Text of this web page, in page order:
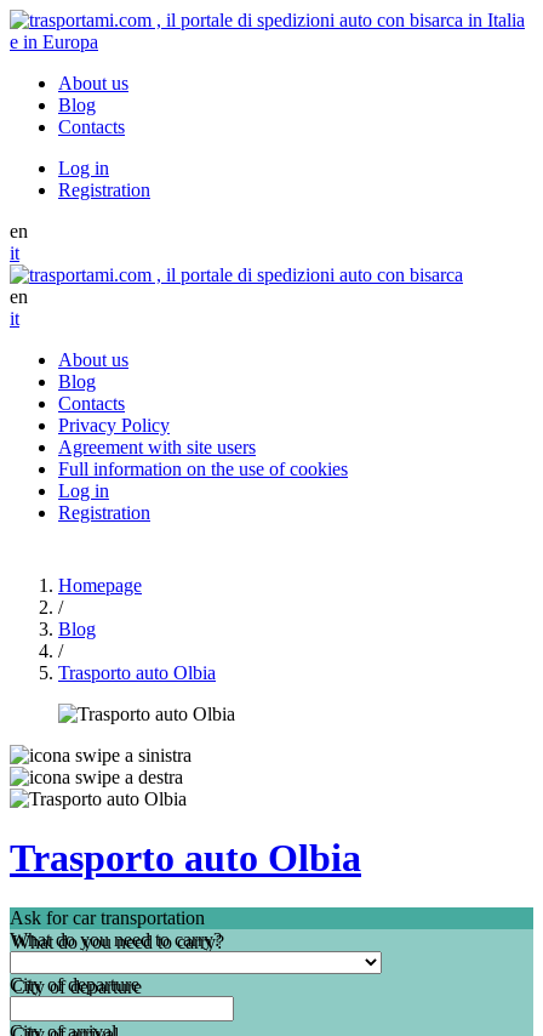
About us
Blog
Contacts
Log in
Registration
en
it
en
it
About us
Blog
Contacts
Privacy Policy
Agreement with site users
Full information on the use of cookies
Log in
Registration
Homepage
/
Blog
/
Trasporto auto Olbia
Trasporto auto Olbia
Ask for car transportation
What do you need to carry?
City of departure
City of arrival